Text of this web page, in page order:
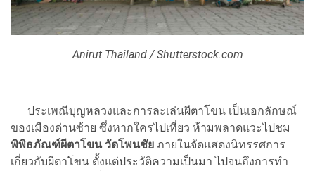
Anirut Thailand / Shutterstock.com
ประเพณีบุญหลวงและการละเล่นผีตาโขน เป็นเอกลักษณ์
ของเมืองด่านซ้าย ซึ่งหากใครไปเที่ยว ห้ามพลาดแวะไปชม
พิพิธภัณฑ์ผีตาโขน วัดโพนชัย ภายในจัดแสดงนิทรรศการ
เกี่ยวกับผีตาโขน ตั้งแต่ประวัติความเป็นมา ไปจนถึงการทำ